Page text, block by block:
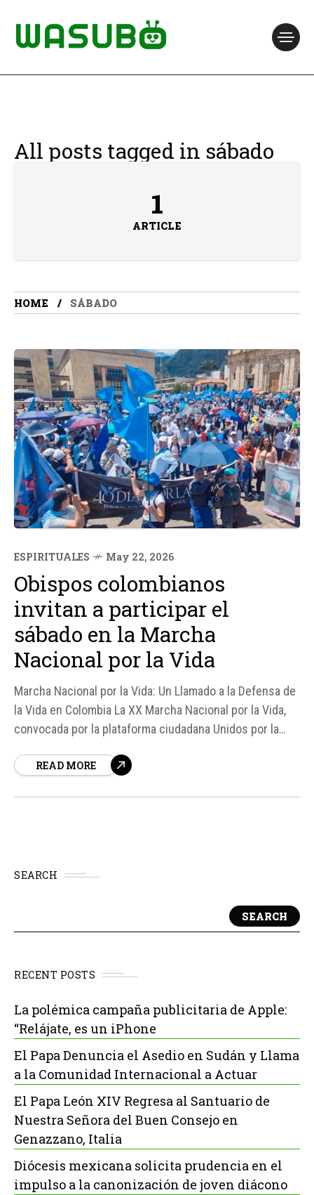
All posts tagged in sábado
1
ARTICLE
HOME SÁBADO
ESPIRITUALES May 22, 2026
Obispos colombianos
invitan a participar el
sábado en la Marcha
Nacional por la Vida
Marcha Nacional por la Vida: Un Llamado a la Defensa de
la Vida en Colombia La XX Marcha Nacional por la Vida,
convocada por la plataforma ciudadana Unidos por la
ciudades de Colombia. Según fuentes, esta marcha
READ MORE
SEARCH
SEARCH
RECENT POSTS
La polémica campaña publicitaria de Apple:
“Relájate, es un iPhone
El Papa Denuncia el Asedio en Sudán y Llama
a la Comunidad Internacional a Actuar
El Papa León XIV Regresa al Santuario de
Nuestra Señora del Buen Consejo en
Genazzano, Italia
Diócesis mexicana solicita prudencia en el
impulso a la canonización de joven diácono